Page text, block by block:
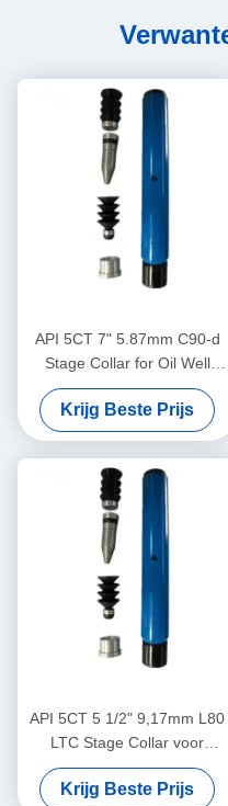
API 5CT 7" 5.87mm C90-d
Stage Collar for Oil Well
Cementing
Krijg Beste Prijs
API 5CT 5 1/2" 9,17mm L80
LTC Stage Collar voor
olieput cementering
Krijg Beste Prijs